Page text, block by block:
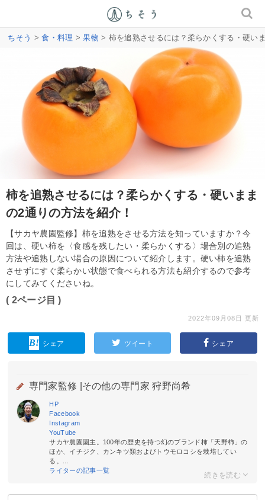
ちそう >食・料理 >果物 > 柿を追熟させるには？柔らかくする・硬い
柿を追熟させるには？柔らかくする・硬いまま
の2通りの方法を紹介！
【サカヤ農園監修】柿を追熟をさせる方法を知っていますか？今
回は、硬い柿を〈食感を残したい・柔らかくする〉場合別の追熟
方法や追熟しない場合の原因について紹介します。硬い柿を追熟
させずにすぐ柔らかい状態で食べられる方法も紹介するので参考
にしてみてくださいね。
( 2ページ目 )
2022年09月08日 更新
シェア ツイート シェア
専門家監修 | その他の専門家 狩野尚希
HP
Facebook
Instagram
YouTube
サカヤ農園園主。100年の歴史を持つ幻のブランド柿「天野柿」の
ほか、イチジク、カンキツ類およびトウモロコシを栽培してい
る。...
ライターの記事一覧